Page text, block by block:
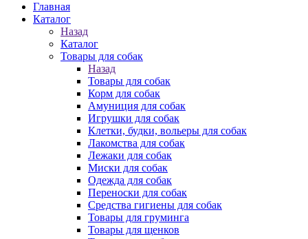
Главная
Каталог
Назад
Каталог
Товары для собак
Назад
Товары для собак
Корм для собак
Амуниция для собак
Игрушки для собак
Клетки, будки, вольеры для собак
Лакомства для собак
Лежаки для собак
Миски для собак
Одежда для собак
Переноски для собак
Средства гигиены для собак
Товары для груминга
Товары для щенков